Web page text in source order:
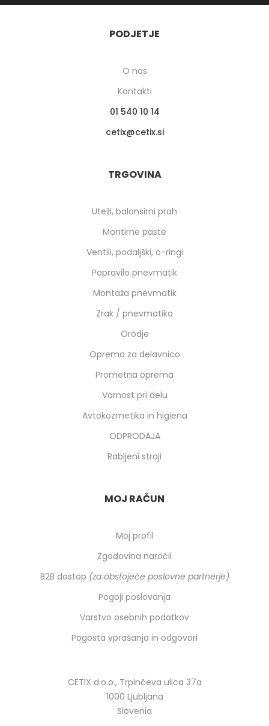
PODJETJE
O nas
Kontakti
01 540 10 14
cetix
cetix.si
TRGOVINA
Uteži, balansirni prah
Montirne paste
Ventili, podaljški, o-ringi
Popravilo pnevmatik
Montaža pnevmatik
Zrak / pnevmatika
Orodje
Oprema za delavnico
Prometna oprema
Varnost pri delu
Avtokozmetika in higiena
ODPRODAJA
Rabljeni stroji
MOJ RAČUN
Moj profil
Zgodovina naročil
B2B dostop (za obstoječe poslovne partnerje)
Pogoji poslovanja
Varstvo osebnih podatkov
Pogosta vprašanja in odgovori
CETIX d.o.o., Trpinčeva ulica 37a
1000 Ljubljana
Slovenia